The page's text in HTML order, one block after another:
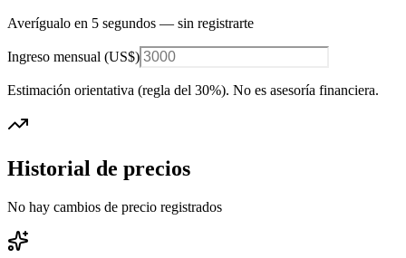
Averígualo en 5 segundos — sin registrarte
Ingreso mensual (US$)
Estimación orientativa (regla del 30%). No es asesoría financiera.
Historial de precios
No hay cambios de precio registrados